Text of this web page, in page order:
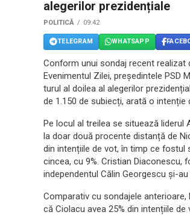
alegerilor prezidențiale
POLITICĂ 09:42
TELEGRAM WHATSAPP
Conform unui sondaj recent realizat
Evenimentul Zilei, președintele PSD
turul al doilea al alegerilor
de 1.150 de subiecți, arată o intenție
Pe locul al treilea se situează liderul
la doar două procente distanță de
din intențiile de vot, în timp ce fostul
cincea, cu 9%. Cristian Diaconescu,
independentul Călin Georgescu și-
Comparativ cu sondajele
că Ciolacu avea 25% din intențiile